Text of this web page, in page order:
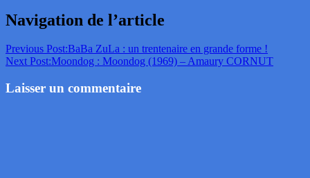
Navigation de l’article
Previous Post:BaBa ZuLa : un trentenaire en grande forme !
Next Post:Moondog : Moondog (1969) – Amaury CORNUT
Laisser un commentaire